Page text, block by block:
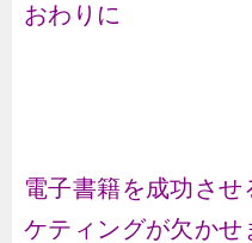
おわりに
電子書籍を成功さ
ケティングが欠かせ